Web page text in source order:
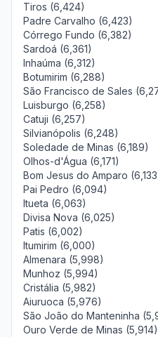
Tiros (6,424)
Padre Carvalho (6,423)
Córrego Fundo (6,382)
Sardoá (6,361)
Inhaúma (6,312)
Botumirim (6,288)
São Francisco de Sales
Luisburgo (6,258)
Catuji (6,257)
Silvianópolis (6,248)
Soledade de Minas (6,189)
Olhos-d'Água (6,171)
Bom Jesus do Amparo
Pai Pedro (6,094)
Itueta (6,063)
Divisa Nova (6,025)
Patis (6,002)
Itumirim (6,000)
Almenara (5,998)
Munhoz (5,994)
Cristália (5,982)
Aiuruoca (5,976)
São João do Manteninha
Ouro Verde de Minas (5,914)